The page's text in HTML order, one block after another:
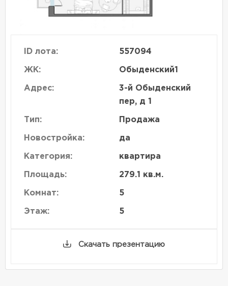
ID лота: 557094
ЖК: Обыденский1
Адрес:
3-й Обыденский
пер, д 1
Тип: Продажа
Новостройка: да
Категория: квартира
Площадь: 279.1 кв.м.
Комнат: 5
Этаж: 5
Скачать презентацию